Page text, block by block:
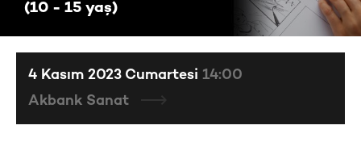
(10 - 15 yaş)
4 Kasım 2023 Cumartesi 14:00
Akbank Sanat